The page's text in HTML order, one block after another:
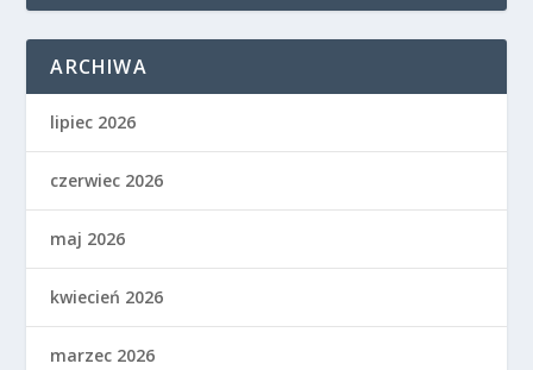
ARCHIWA
lipiec 2026
czerwiec 2026
maj 2026
kwiecień 2026
marzec 2026